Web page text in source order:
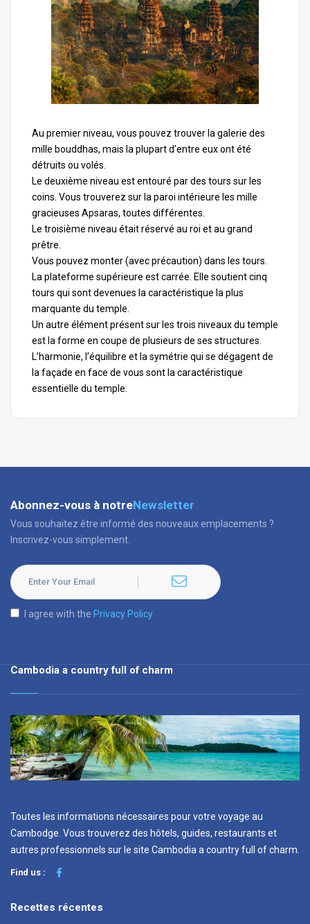
Au premier niveau, vous pouvez trouver la galerie des
mille bouddhas, mais la plupart d’entre eux ont été
détruits ou volés.
Le deuxième niveau est entouré par des tours sur les
coins. Vous trouverez sur la paroi intérieure les mille
gracieuses Apsaras, toutes différentes.
Le troisième niveau était réservé au roi et au grand
prêtre.
Vous pouvez monter (avec précaution) dans les tours.
La plateforme supérieure est carrée. Elle soutient cinq
tours qui sont devenues la caractéristique la plus
marquante du temple.
Un autre élément présent sur les trois niveaux du temple
est la forme en coupe de plusieurs de ses structures.
L’harmonie, l’équilibre et la symétrie qui se dégagent de
la façade en face de vous sont la caractéristique
essentielle du temple.
Abonnez-vous à notreNewsletter
Vous souhaitez être informé des nouveaux emplacements ?
Inscrivez-vous simplement.
I agree with the Privacy Policy
Cambodia a country full of charm
Toutes les informations nécessaires pour votre voyage au
Cambodge. Vous trouverez des hôtels, guides, restaurants et
autres professionnels sur le site Cambodia a country full of charm.
Find us :
Recettes récentes